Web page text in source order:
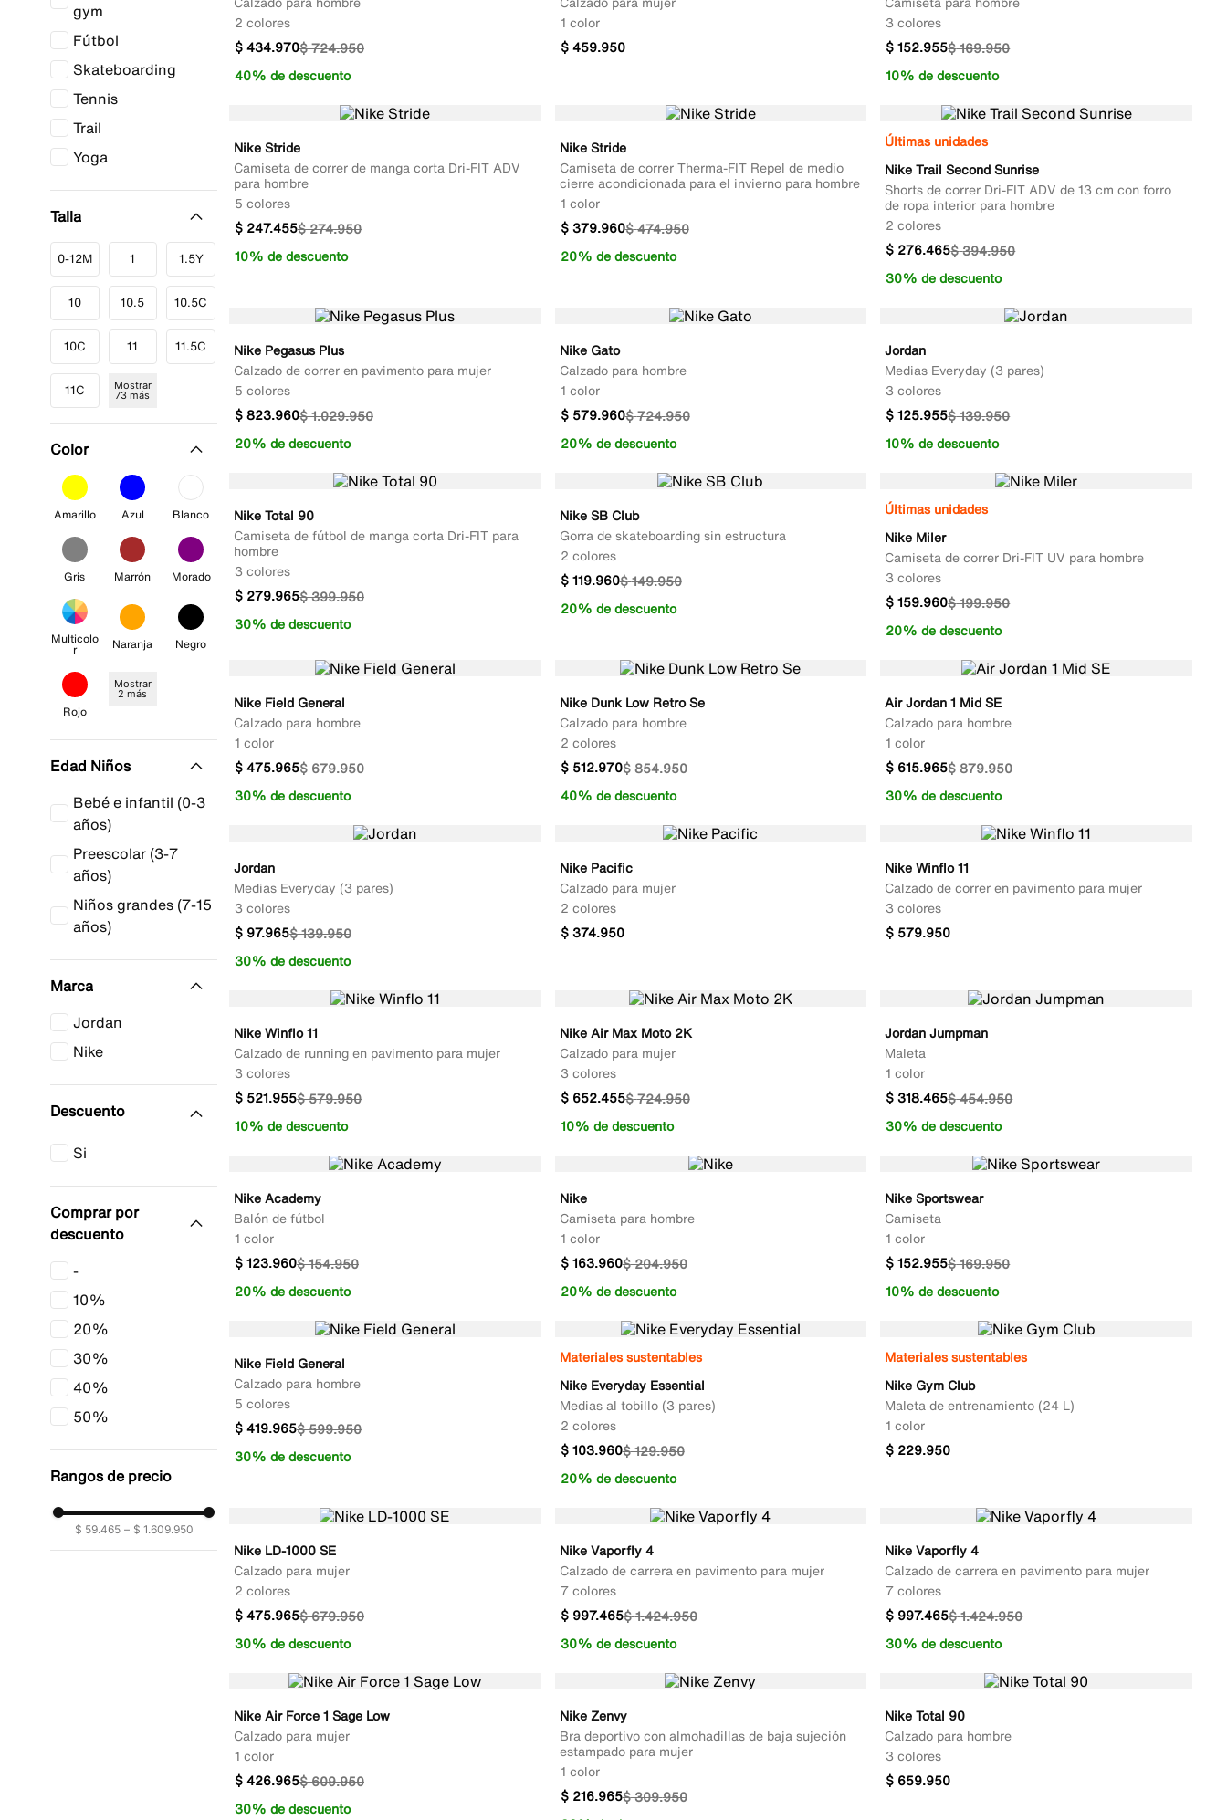
gym
Fútbol
Skateboarding
Tennis
Trail
Yoga
Talla
0-12M 1 1.5Y
10 10.5 10.5C
10C 11 11.5C
11C Mostrar
73 más
Color
Amarillo Azul Blanco
Gris Marrón Morado
Multicolo
R Naranja Negro
Rojo
Mostrar
2 más
Edad Niños
Bebé e infantil (0-3
años)
Preescolar (3-7
años)
Niños grandes (7-15
años)
Marca
Jordan
Nike
Comprar por
descuento
-
10%
20%
30%
40%
50%
Rangos de precio
$ 59.465 – $ 1.609.950
2 colores
$724.950
$434.970
40% de descuento
1 color
$ 459.950
3 colores
$169.950
$ 152.955
10% de descuento
Nike Stride
Camiseta de correr de manga corta Dri-FIT ADV
para hombre
5 colores
$274.950
$ 247.455
10% de descuento
Nike Stride
Camiseta de correr Therma-FIT Repel de medio
cierre acondicionada para el invierno para hombre
1 color
$474.950
$ 379.960
20% de descuento
Últimas unidades
Nike Trail Second Sunrise
Shorts de correr Dri-FIT ADV de 13 cm con forro
de ropa interior para hombre
2 colores
$394.950
$ 276.465
30% de descuento
Nike Pegasus Plus
Calzado de correr en pavimento para mujer
5 colores
$1.029.950
$823.960
20% de descuento
Nike Gato
Calzado para hombre
1 color
$724.950
$ 579.960
20% de descuento
Jordan
Medias Everyday (3 pares)
3 colores
$139.950
$ 125.955
10% de descuento
Nike Total 90
Camiseta de fútbol de manga corta Dri-FIT para
hombre
3 colores
$399.950
$ 279.965
30% de descuento
Nike SB Club
Gorra de skateboarding sin estructura
2 colores
$149.950
$ 119.960
20% de descuento
Últimas unidades
Nike Miler
Camiseta de correr Dri-FIT UV para hombre
3 colores
$199.950
$ 159.960
20% de descuento
Nike Field General
Calzado para hombre
1 color
$679.950
$475.965
30% de descuento
Nike Dunk Low Retro Se
Calzado para hombre
2 colores
$854.950
$ 512.970
40% de descuento
Air Jordan 1 Mid SE
Calzado para hombre
1 color
$879.950
$ 615.965
30% de descuento
Jordan
Medias Everyday (3 pares)
3 colores
$139.950
$ 97.965
30% de descuento
Nike Pacific
Calzado para mujer
2 colores
$ 374.950
Nike Winflo 11
Calzado de correr en pavimento para mujer
3 colores
$ 579.950
Nike Winflo 11
Calzado de running en pavimento para mujer
3 colores
$579.950
$ 521.955
10% de descuento
Nike Air Max Moto 2K
Calzado para mujer
3 colores
$724.950
$ 652.455
10% de descuento
Jordan Jumpman
Maleta
1 color
$454.950
$ 318.465
30% de descuento
Nike Academy
Balón de fútbol
1 color
$154.950
$123.960
20% de descuento
Nike
Camiseta para hombre
1 color
$204.950
$ 163.960
20% de descuento
Nike Sportswear
Camiseta
1 color
$169.950
$ 152.955
10% de descuento
Nike Field General
Calzado para hombre
5 colores
$599.950
$419.965
30% de descuento
Materiales sustentables
Nike Everyday Essential
Medias al tobillo (3 pares)
2 colores
$129.950
$ 103.960
20% de descuento
Materiales sustentables
Nike Gym Club
Maleta de entrenamiento (24 L)
1 color
$ 229.950
Nike LD-1000 SE
Calzado para mujer
2 colores
$679.950
$475.965
30% de descuento
Nike Vaporfly 4
Calzado de carrera en pavimento para mujer
7 colores
$1.424.950
$ 997.465
30% de descuento
Nike Vaporfly 4
Calzado de carrera en pavimento para mujer
7 colores
$1.424.950
$ 997.465
30% de descuento
Nike Air Force 1 Sage Low
Calzado para mujer
1 color
$609.950
$426.965
30% de descuento
Nike Zenvy
Bra deportivo con almohadillas de baja sujeción
estampado para mujer
1 color
$309.950
$ 216.965
Nike Total 90
Calzado para hombre
3 colores
$ 659.950